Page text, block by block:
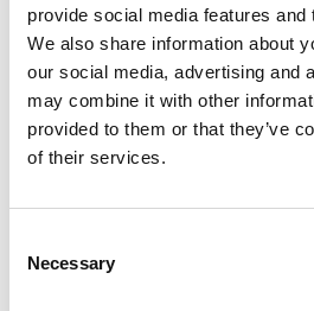
provide social media features and
We also share information about
our social media, advertising and
may combine it with other
provided to them or that they’ve
of their services.
Selection
Necessary
1x400
1500V
DC
400 mm² 31.6 mm
AXK-R
1x500